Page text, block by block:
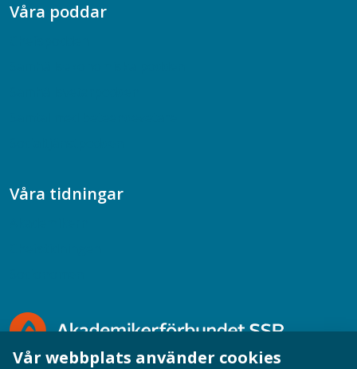
Våra poddar
Våra tidningar
Vår webbplats använder cookies